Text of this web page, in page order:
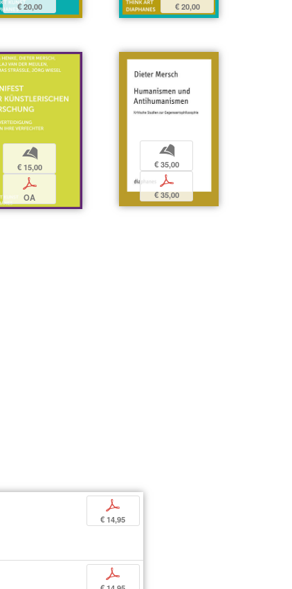
€ 20,00 € 20,00
b
€ 15,00
p
OA
b
€ 35,00
p
€ 35,00
p
€ 14,95
p